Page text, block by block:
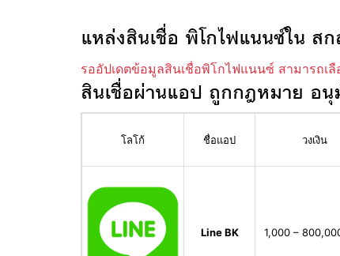
แหล่งสินเชื่อ พิโกไฟแนนซ์ใน ส
รออัปเดตข้อมูลสินเชื่อพิโกไฟแนนซ์ สามารถเ
สินเชื่อผ่านแอป ถูกกฎหมาย อนุ
โลโก้ ชื่อแอป วงเงิน
Line BK 1,000 –